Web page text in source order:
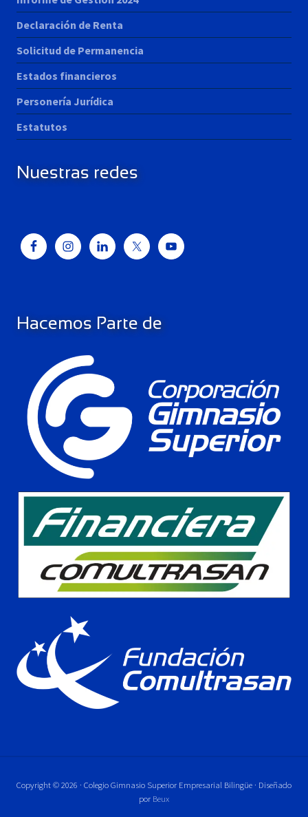
Declaración de Renta
Solicitud de Permanencia
Estados financieros
Personería Jurídica
Estatutos
Nuestras redes
Hacemos Parte de
Copyright © 2026 · Colegio Gimnasio Superior Empresarial Bilingüe · Diseñado
por Beux